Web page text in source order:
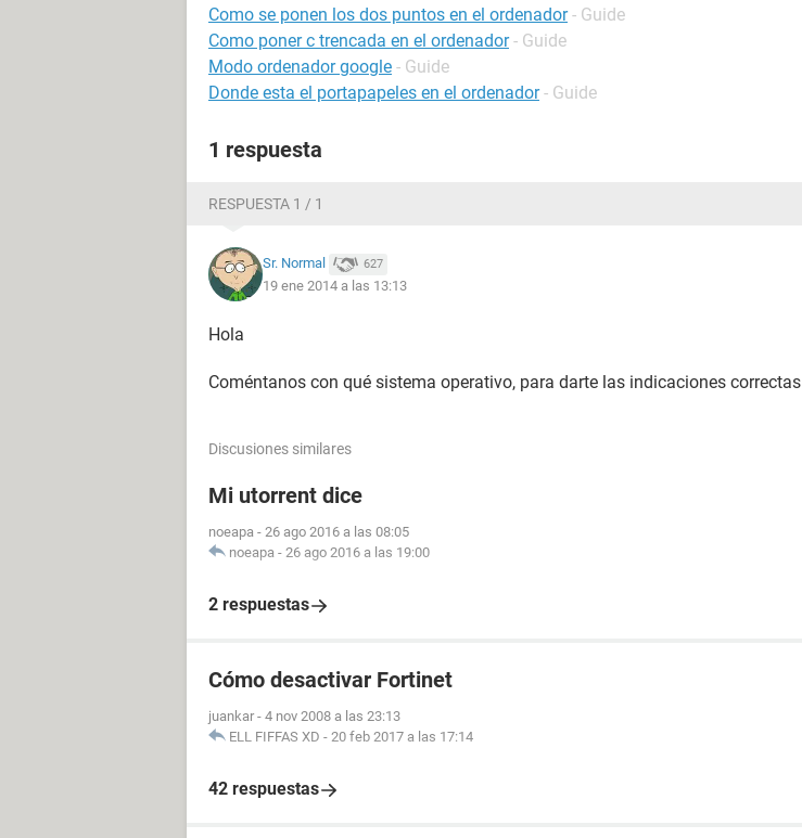
Como se ponen los dos puntos en el ordenador - Guide
Como poner c trencada en el ordenador - Guide
Modo ordenador google - Guide
Donde esta el portapapeles en el ordenador - Guide
1 respuesta
RESPUESTA 1 / 1
Sr. Normal 627
19 ene 2014 a las 13:13
Hola
Coméntanos con qué sistema operativo, para darte las indicaciones correctas
Discusiones similares
Mi utorrent dice
noeapa - 26 ago 2016 a las 08:05
noeapa - 26 ago 2016 a las 19:00
2 respuestas
Cómo desactivar Fortinet
juankar - 4 nov 2008 a las 23:13
ELL FIFFAS XD - 20 feb 2017 a las 17:14
42 respuestas